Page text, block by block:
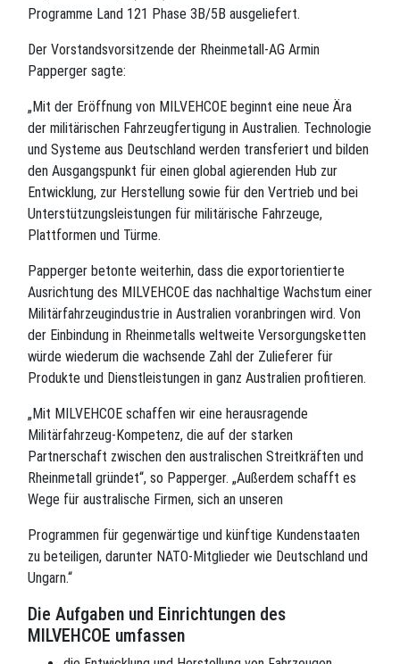
Programme Land 121 Phase 3B/5B ausgeliefert.
Der Vorstandsvorsitzende der Rheinmetall-AG Armin
Papperger sagte:
„Mit der Eröffnung von MILVEHCOE beginnt eine neue Ära
der militärischen Fahrzeugfertigung in Australien. Technologie
und Systeme aus Deutschland werden transferiert und bilden
den Ausgangspunkt für einen global agierenden Hub zur
Entwicklung, zur Herstellung sowie für den Vertrieb und bei
Unterstützungsleistungen für militärische Fahrzeuge,
Plattformen und Türme.
Papperger betonte weiterhin, dass die exportorientierte
Ausrichtung des MILVEHCOE das nachhaltige Wachstum einer
Militärfahrzeugindustrie in Australien voranbringen wird. Von
der Einbindung in Rheinmetalls weltweite Versorgungsketten
würde wiederum die wachsende Zahl der Zulieferer für
Produkte und Dienstleistungen in ganz Australien profitieren.
„Mit MILVEHCOE schaffen wir eine herausragende
Militärfahrzeug-Kompetenz, die auf der starken
Partnerschaft zwischen den australischen Streitkräften und
Rheinmetall gründet“, so Papperger. „Außerdem schafft es
Wege für australische Firmen, sich an unseren
Programmen für gegenwärtige und künftige Kundenstaaten
zu beteiligen, darunter NATO-Mitglieder wie Deutschland und
Ungarn.“
Die Aufgaben und Einrichtungen des
MILVEHCOE umfassen